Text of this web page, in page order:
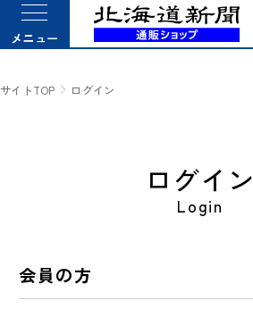
メニュー
サイトTOP ログイン
ログイン
Login
会員の方